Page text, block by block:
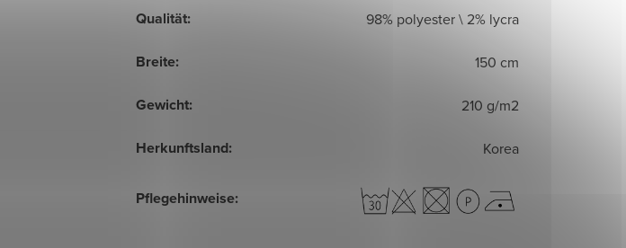
Qualität: 98% polyester \ 2% lycra
Breite: 150 cm
Gewicht: 210 g/m2
Herkunftsland: Korea
Pflegehinweise: